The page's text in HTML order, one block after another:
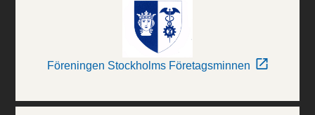
Föreningen Stockholms Företagsminnen